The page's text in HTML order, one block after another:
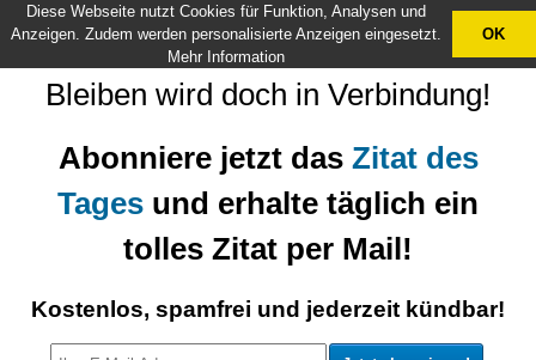
Bleiben wird doch in Verbindung!
Abonniere jetzt das Zitat des
Tages und erhalte täglich ein
tolles Zitat per Mail!
Kostenlos, spamfrei und jederzeit kündbar!
X
Diese Webseite nutzt Cookies für Funktion, Analysen und
Anzeigen. Zudem werden personalisierte Anzeigen eingesetzt.
Mehr Information
OK